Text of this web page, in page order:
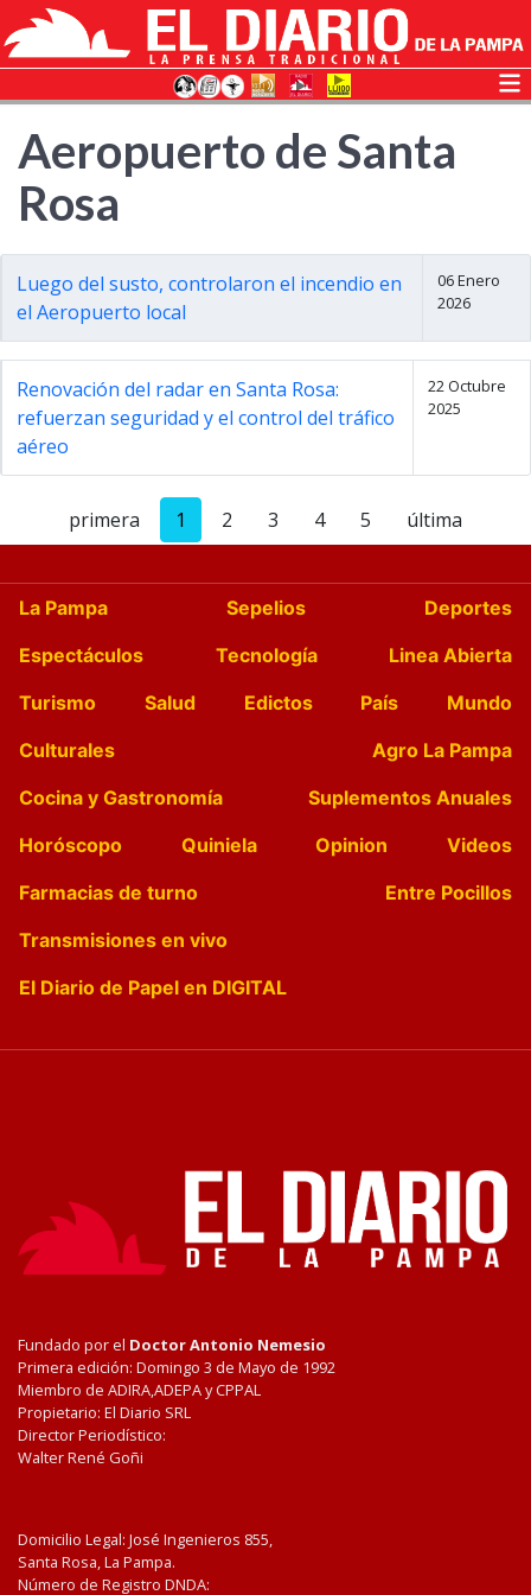
Aeropuerto de Santa
Rosa
Luego del susto, controlaron el incendio en
el Aeropuerto local
06 Enero
2026
Renovación del radar en Santa Rosa:
refuerzan seguridad y el control del tráfico
aéreo
22 Octubre
2025
primera 1 2 3 4 5 última
La Pampa Sepelios
Deportes
Espectáculos
Tecnología
Linea Abierta
Turismo
Salud Edictos País
Mundo
Culturales
Agro La Pampa
Cocina y Gastronomía
Suplementos Anuales
Horóscopo
Quiniela Opinion
Videos
Farmacias de turno
Entre Pocillos
Transmisiones en vivo
El Diario de Papel en DIGITAL
Fundado por el Doctor Antonio Nemesio
Primera edición: Domingo 3 de Mayo de 1992
Miembro de ADIRA,ADEPA y CPPAL
Propietario: El Diario SRL
Director Periodístico:
Walter René Goñi
Domicilio Legal: José Ingenieros 855,
Santa Rosa, La Pampa.
Número de Registro DNDA: